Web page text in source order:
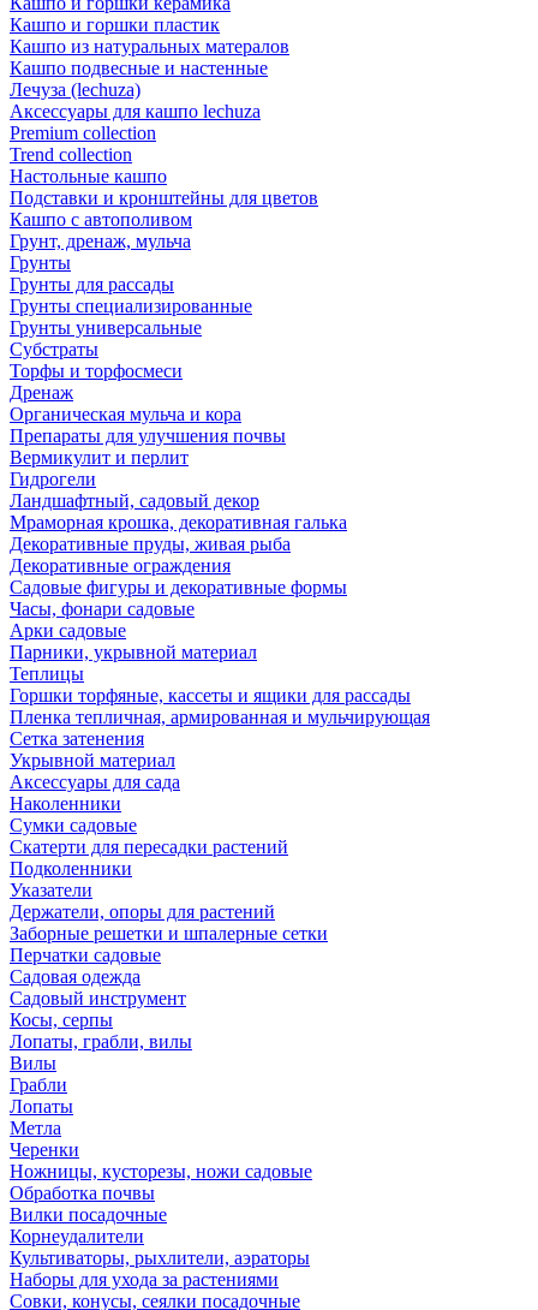
Кашпо и горшки пластик
Кашпо из натуральных матералов
Кашпо подвесные и настенные
Лечуза (lechuza)
Аксессуары для кашпо lechuza
Premium collection
Trend collection
Настольные кашпо
Подставки и кронштейны для цветов
Кашпо с автополивом
Грунт, дренаж, мульча
Грунты
Грунты для рассады
Грунты специализированные
Грунты универсальные
Субстраты
Торфы и торфосмеси
Дренаж
Органическая мульча и кора
Препараты для улучшения почвы
Вермикулит и перлит
Гидрогели
Ландшафтный, садовый декор
Мраморная крошка, декоративная галька
Декоративные пруды, живая рыба
Декоративные ограждения
Садовые фигуры и декоративные формы
Часы, фонари садовые
Арки садовые
Парники, укрывной материал
Теплицы
Горшки торфяные, кассеты и ящики для рассады
Пленка тепличная, армированная и мульчирующая
Сетка затенения
Укрывной материал
Аксессуары для сада
Наколенники
Сумки садовые
Скатерти для пересадки растений
Подколенники
Указатели
Держатели, опоры для растений
Заборные решетки и шпалерные сетки
Перчатки садовые
Садовая одежда
Садовый инструмент
Косы, серпы
Лопаты, грабли, вилы
Вилы
Грабли
Лопаты
Метла
Черенки
Ножницы, кусторезы, ножи садовые
Обработка почвы
Вилки посадочные
Корнеудалители
Культиваторы, рыхлители, аэраторы
Наборы для ухода за растениями
Совки, конусы, сеялки посадочные